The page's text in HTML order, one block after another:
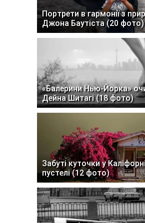
Портрети в гармонії з
Джона Баутіста (20 фото)
«Балерини Нью-Йорка»
Дейна Шитагі (18 фото)
Забуті куточки у
пустелі (12 фото)